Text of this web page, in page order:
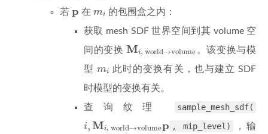
若 p
p 在 mi
mi 的包围盒之内：
获取 mesh SDF 世界空间到其 volume 空
间的变换 Mi, world→volume
Mi volume
。该变换与模
型mi
mi 此时的变换有关，也与建立 SDF
时模型的变换有关。
查询纹理
sample_mesh_sdf(
i,Mi, world→volumep
i, M i,world , mip_level)
，输